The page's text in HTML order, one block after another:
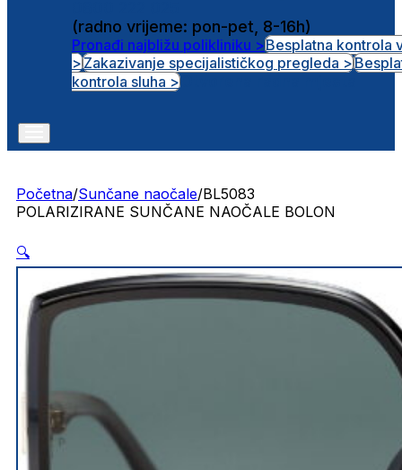
(radno vrijeme: pon-pet, 8-16h)
Pronađi najbližu polikliniku >Besplatna kontrola
>Zakazivanje specijalističkog pregleda >
kontrola sluha >
Početna/Sunčane naočale/BL5083
POLARIZIRANE SUNČANE NAOČALE BOLON
🔍